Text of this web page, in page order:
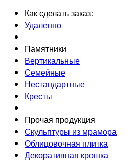
Как сделать заказ:
Удаленно
Памятники
Вертикальные
Семейные
Нестандартные
Кресты
Прочая продукция
Скульптуры из мрамора
Облицовочная плитка
Декоративная крошка